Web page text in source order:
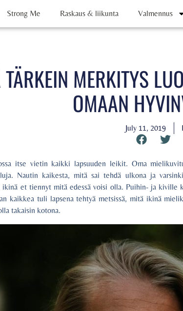
Strong Me Raskaus & liikunta Valmennus
MERKITYS
OMAAN
July 11, 2019
itse vietin kaikki lapsuuden leikit. Oma
Nautin kaikesta, mitä sai tehdä ulkona ja
et tiennyt mitä edessä voisi olla. Puihin- ja kiville
kaikkea tuli lapsena tehtyä metsissä, mitä ikinä
takaisin kotona.